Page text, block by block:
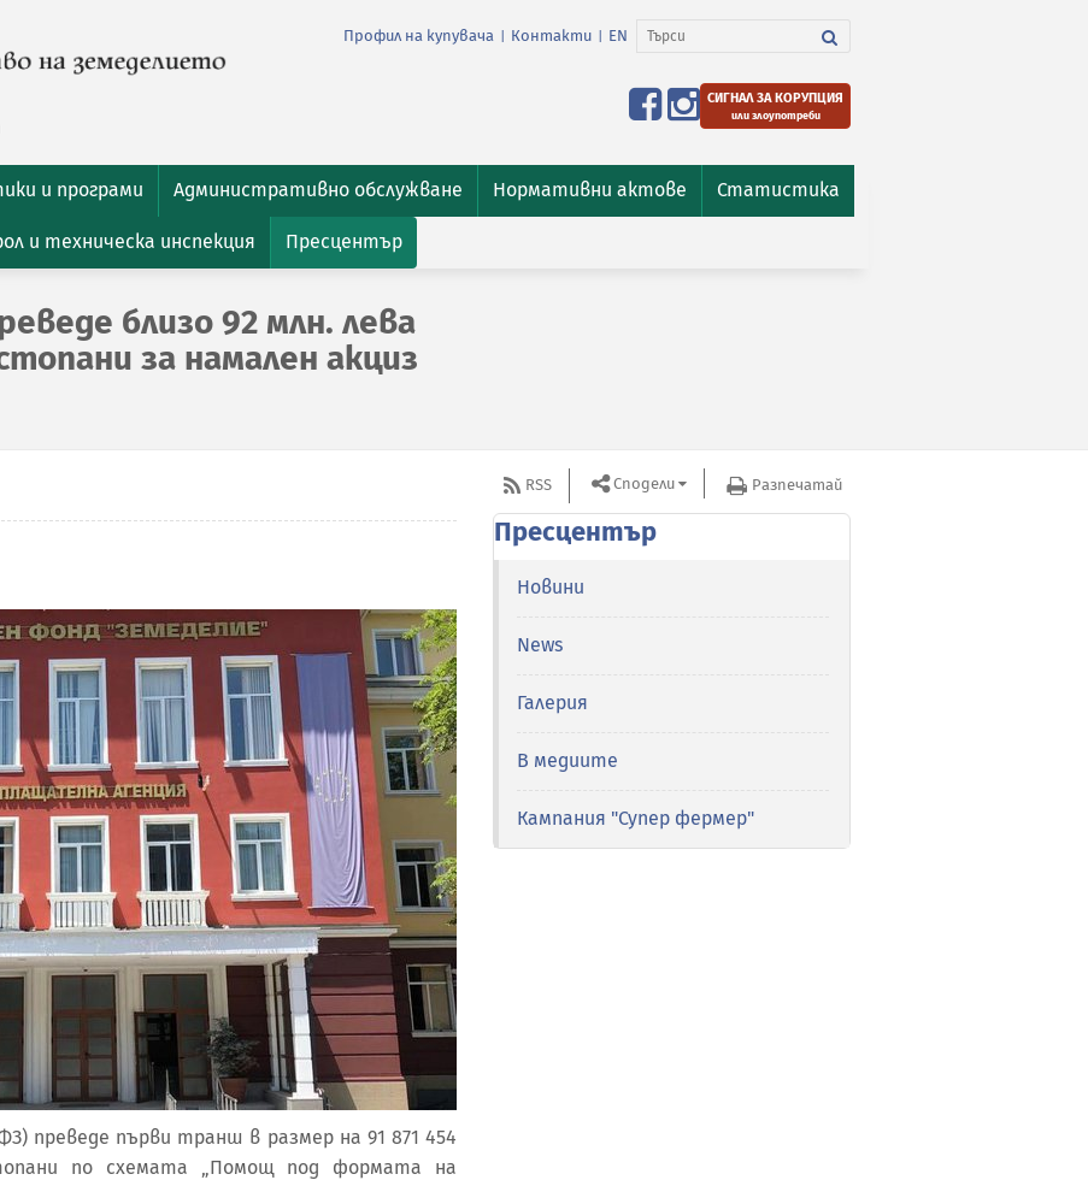
Профил на купувача Контакти EN
СИГНАЛ ЗА КОРУПЦИЯ
или злоупотреби
и програми Административно обслужване Нормативни актове Статистика
и техническа инспекция Пресцентър
близо 92 млн. лева
за намален акциз
преведе първи транш в размер на 91 871 454
по схемата „Помощ под формата на
RSS Сподели Разпечатай
Пресцентър
Новини
News
Галерия
В медиите
Кампания "Супер фермер"